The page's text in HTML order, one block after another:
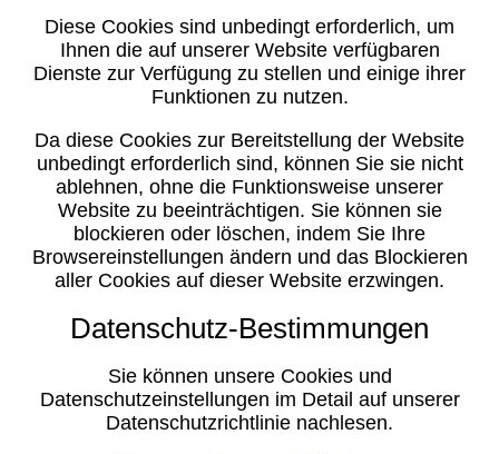
Diese Cookies sind unbedingt erforderlich, um
Ihnen die auf unserer Website verfügbaren
Dienste zur Verfügung zu stellen und einige ihrer
Funktionen zu nutzen.
Da diese Cookies zur Bereitstellung der Website
unbedingt erforderlich sind, können Sie sie nicht
ablehnen, ohne die Funktionsweise unserer
Website zu beeinträchtigen. Sie können sie
blockieren oder löschen, indem Sie Ihre
Browsereinstellungen ändern und das Blockieren
aller Cookies auf dieser Website erzwingen.
Datenschutz-Bestimmungen
Sie können unsere Cookies und
Datenschutzeinstellungen im Detail auf unserer
Datenschutzrichtlinie nachlesen.